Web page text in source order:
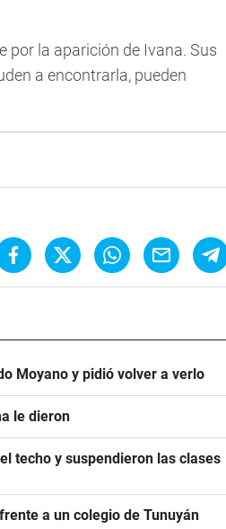
por la aparición de Ivana. Sus
a encontrarla, pueden
Moyano y pidió volver a verlo
le dieron
techo y suspendieron las clases
a un colegio de Tunuyán